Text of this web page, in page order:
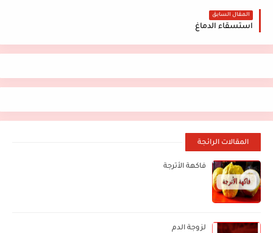
المقال السابق
استسقاء الدماغ
المقالات الرائجة
فاكهة الأترجة
لزوجة الدم